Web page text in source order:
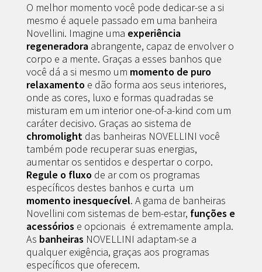
O melhor momento você pode dedicar-se a si
mesmo é aquele passado em uma banheira
Novellini. Imagine uma experiência
regeneradora abrangente, capaz de envolver o
corpo e a mente. Graças a esses banhos que
você dá a si mesmo um momento de puro
relaxamento e dão forma aos seus interiores,
onde as cores, luxo e formas quadradas se
misturam em um interior one-of-a-kind com um
caráter decisivo. Graças ao sistema de
chromolight das banheiras NOVELLINI você
também pode recuperar suas energias,
aumentar os sentidos e despertar o corpo.
Regule o fluxo de ar com os programas
específicos destes banhos e curta um
momento inesquecível. A gama de banheiras
Novellini com sistemas de bem-estar, funções e
acessórios e opcionais é extremamente ampla.
As banheiras NOVELLINI adaptam-se a
qualquer exigência, graças aos programas
específicos que oferecem.